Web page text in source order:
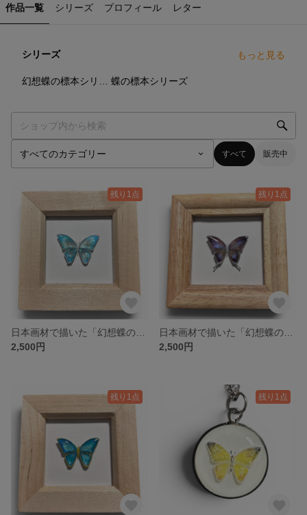
作品一覧 シリーズ プロフィール レター
シリーズ もっと見る
蝶の標本シリーズ
すべて 販売中
残り1点
2,500円
残り1点
2,500円
残り1点 残り1点